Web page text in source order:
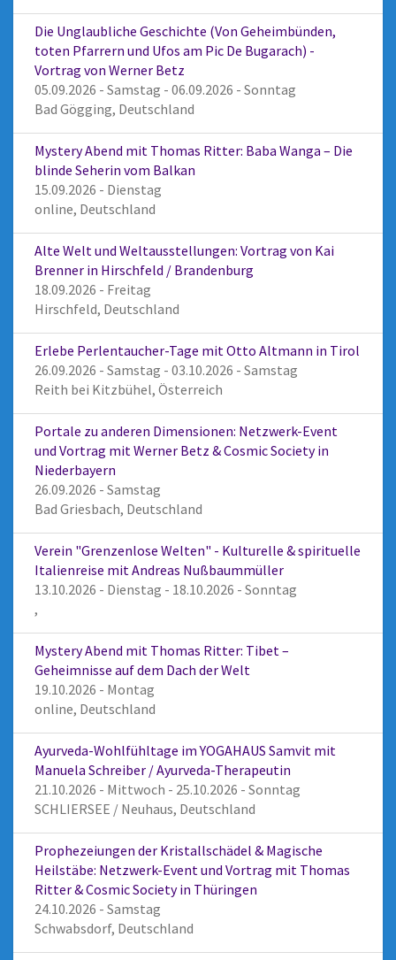
Die Unglaubliche Geschichte (Von Geheimbünden,
toten Pfarrern und Ufos am Pic De Bugarach) -
Vortrag von Werner Betz
05.09.2026 - Samstag - 06.09.2026 - Sonntag
Bad Gögging, Deutschland
Mystery Abend mit Thomas Ritter: Baba Wanga – Die
blinde Seherin vom Balkan
15.09.2026 - Dienstag
online, Deutschland
Alte Welt und Weltausstellungen: Vortrag von Kai
Brenner in Hirschfeld / Brandenburg
18.09.2026 - Freitag
Hirschfeld, Deutschland
Erlebe Perlentaucher-Tage mit Otto Altmann in Tirol
26.09.2026 - Samstag - 03.10.2026 - Samstag
Reith bei Kitzbühel, Österreich
Portale zu anderen Dimensionen: Netzwerk-Event
und Vortrag mit Werner Betz & Cosmic Society in
Niederbayern
26.09.2026 - Samstag
Bad Griesbach, Deutschland
Verein "Grenzenlose Welten" - Kulturelle & spirituelle
Italienreise mit Andreas Nußbaummüller
13.10.2026 - Dienstag - 18.10.2026 - Sonntag
,
Mystery Abend mit Thomas Ritter: Tibet –
Geheimnisse auf dem Dach der Welt
19.10.2026 - Montag
online, Deutschland
Ayurveda-Wohlfühltage im YOGAHAUS Samvit mit
Manuela Schreiber / Ayurveda-Therapeutin
21.10.2026 - Mittwoch - 25.10.2026 - Sonntag
SCHLIERSEE / Neuhaus, Deutschland
Prophezeiungen der Kristallschädel & Magische
Heilstäbe: Netzwerk-Event und Vortrag mit Thomas
Ritter & Cosmic Society in Thüringen
24.10.2026 - Samstag
Schwabsdorf, Deutschland